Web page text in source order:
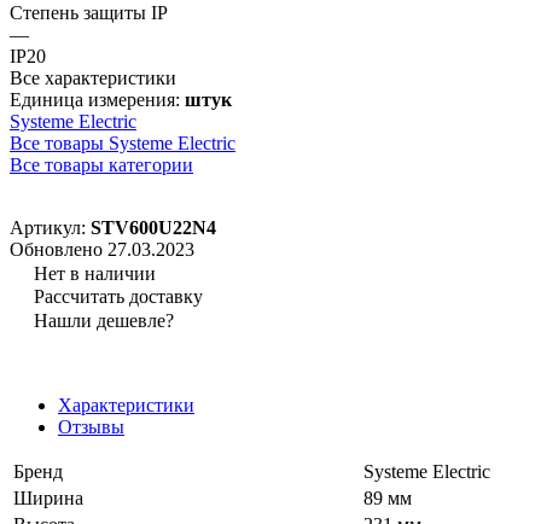
Степень защиты IP
—
IP20
Все характеристики
Единица измерения: штук
Systeme Electric
Все товары Systeme Electric
Все товары категории
Артикул: STV600U22N4
Обновлено 27.03.2023
Нет в наличии
Рассчитать доставку
Нашли дешевле?
Характеристики
Отзывы
Бренд
Systeme Electric
Ширина
89 мм